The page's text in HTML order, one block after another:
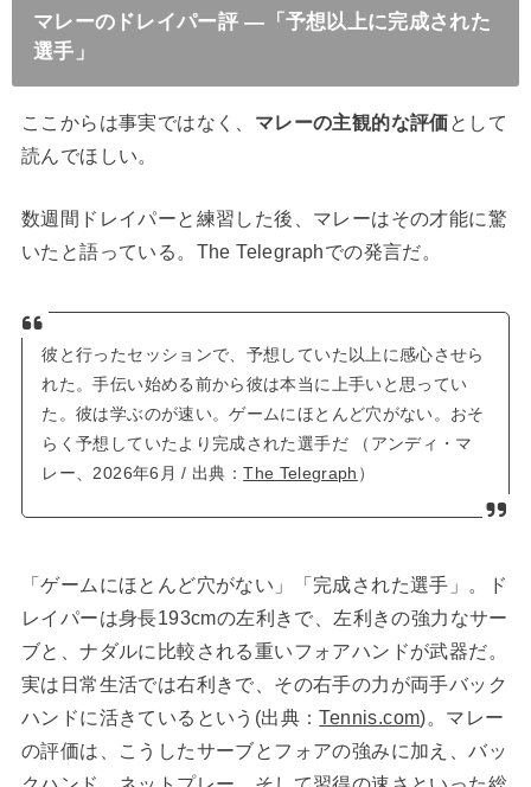
マレーのドレイパー評 ―「予想以上に完成された
選手」
ここからは事実ではなく、 マレーの主観的な評価として
読んでほしい。
数週間ドレイパーと練習した後、マレーはその才能に驚
いたと語っている。The Telegraphでの発言だ。
彼と行ったセッションで、予想していた以上に感心させら
れた。手伝い始める前から彼は本当に上手いと思ってい
た。彼は学ぶのが速い。ゲームにほとんど穴がない。おそ
らく予想していたより完成された選手だ （アンディ・マ
レー、2026年6月 / 出典：The Telegraph ）
「ゲームにほとんど穴がない」「完成された選手」。ド
レイパーは身長193cmの左利きで、左利きの強力なサー
ブと、ナダルに比較される重いフォアハンドが武器だ。
実は日常生活では右利きで、その右手の力が両手バック
ハンドに活きているという(出典：Tennis.com)。マレー
の評価は、こうしたサーブとフォアの強みに加え、バッ